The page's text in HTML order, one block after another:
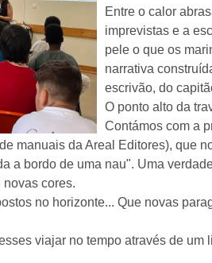
Entre o calor
imprevistas e a
pele o que os
narrativa
escrivão, do
O ponto alto da
Contámos com a
manuais da Areal Editores), que
a bordo de uma nau". Uma
cores.
no horizonte... Que novas
viajar no tempo através de